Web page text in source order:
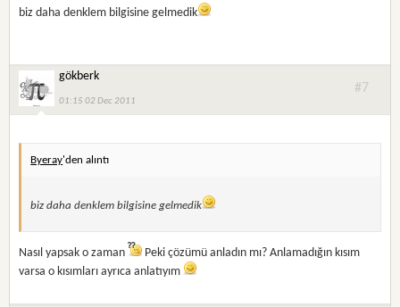
biz daha denklem bilgisine gelmedik
gökberk
01:15 02 Dec 2011
#7
Byeray'den alıntı
biz daha denklem bilgisine gelmedik
Nasıl yapsak o zaman
Peki çözümü anladın mı? Anlamadığın kısım
varsa o kısımları ayrıca anlatıyım